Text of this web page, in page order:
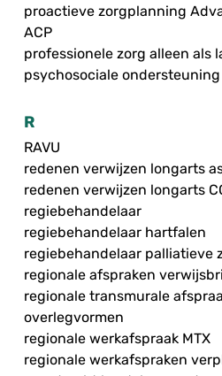
proactieve zorgplanning
ACP
professionele zorg alleen als
psychosociale
R
RAVU
redenen verwijzen longarts
redenen verwijzen longarts
regiebehandelaar
regiebehandelaar hartfalen
regiebehandelaar palliatieve
regionale afspraken
regionale transmurale
overlegvormen
regionale werkafspraak MTX
regionale werkafspraken